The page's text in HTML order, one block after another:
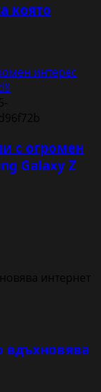
която
интерес
с огромен
Galaxy Z
вдъхновява